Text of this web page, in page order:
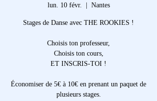
lun. 10 févr.
  |
Nantes
Stages de Danse avec THE ROOKIES !
Choisis ton professeur,
Choisis ton cours,
ET INSCRIS-TOI !
Économiser de 5€ à 10€ en prenant un paquet de
plusieurs stages.